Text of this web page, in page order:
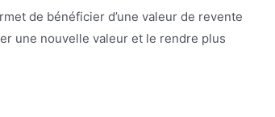
de bénéficier d’une valeur de revente
une nouvelle valeur et le rendre plus